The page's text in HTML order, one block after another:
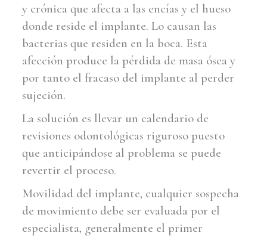
y crónica que afecta a las encías y el hueso
donde reside el implante. Lo causan las
bacterias que residen en la boca. Esta
afección produce la pérdida de masa ósea y
por tanto el fracaso del implante al perder
sujeción.
La solución es llevar un calendario de
revisiones odontológicas riguroso puesto
que anticipándose al problema se puede
revertir el proceso.
Movilidad del implante, cualquier sospecha
de movimiento debe ser evaluada por el
especialista, generalmente el primer